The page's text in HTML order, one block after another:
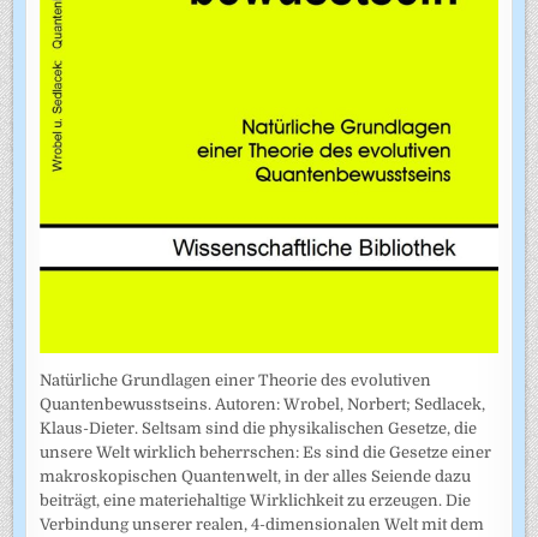
Natürliche Grundlagen einer Theorie des evolutiven
Quantenbewusstseins. Autoren: Wrobel, Norbert; Sedlacek,
Klaus-Dieter. Seltsam sind die physikalischen Gesetze, die
unsere Welt wirklich beherrschen: Es sind die Gesetze einer
makroskopischen Quantenwelt, in der alles Seiende dazu
beiträgt, eine materiehaltige Wirklichkeit zu erzeugen. Die
Verbindung unserer realen, 4-dimensionalen Welt mit dem